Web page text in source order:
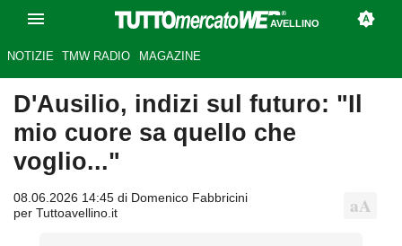
AVELLINO
NOTIZIE TMW RADIO MAGAZINE
D'Ausilio, indizi sul futuro: "Il
mio cuore sa quello che
voglio..."
08.06.2026 14:45 di Domenico Fabbricini
per Tuttoavellino.it